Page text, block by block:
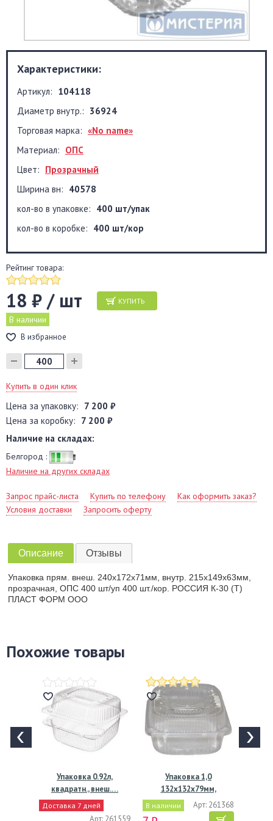
Характеристики:
Артикул: 104118
Диаметр внутр.: 36924
Торговая марка: «No name»
Материал: ОПС
Цвет: Прозрачный
Ширина вн: 40578
кол-во в упаковке: 400 шт/упак
кол-во в коробке: 400 шт/кор
Рейтинг товара:
18 ₽ / шт КУПИТЬ
В наличии
В избранное
Купить в один клик
Цена за упаковку: 7 200 ₽
Цена за коробку: 7 200 ₽
Наличие на складах:
Белгород :
Наличие на других складах
Запрос прайс-листа Купить по телефону
Как оформить заказ?
Условия доставки
Запросить оферту
Описание Отзывы
Упаковка прям. внеш. 240x172x71мм, внутр. 215х149х63мм,
прозрачная, ОПС 400 шт/уп 400 шт./кор. РОССИЯ К-30 (Т)
ПЛАСТ ФОРМ ООО
Похожие товары
Упаковка 0.92л,
квадратн., внеш.…
Доставка 7 дней
Арт: 261559
Упаковка 1,0
132х132х79мм,
прозрачная, ОПС
В наличии Арт: 261368